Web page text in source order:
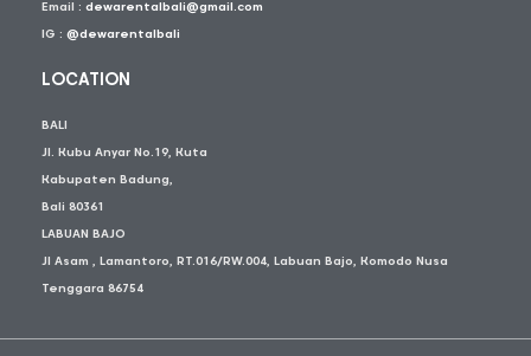
Email : dewarentalbali@gmail.com
IG : @dewarentalbali
LOCATION
BALI
Jl. Kubu Anyar No.19, Kuta
Kabupaten Badung,
Bali 80361
LABUAN BAJO
Jl Asam , Lamantoro, RT.016/RW.004, Labuan Bajo, Komodo Nusa
Tenggara 86754